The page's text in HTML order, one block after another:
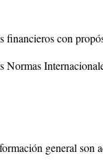
financieros con
Normas
general son